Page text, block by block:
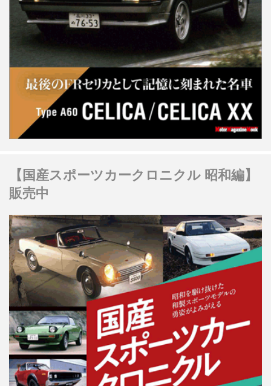
【国産スポーツカークロニクル 昭和編】
販売中